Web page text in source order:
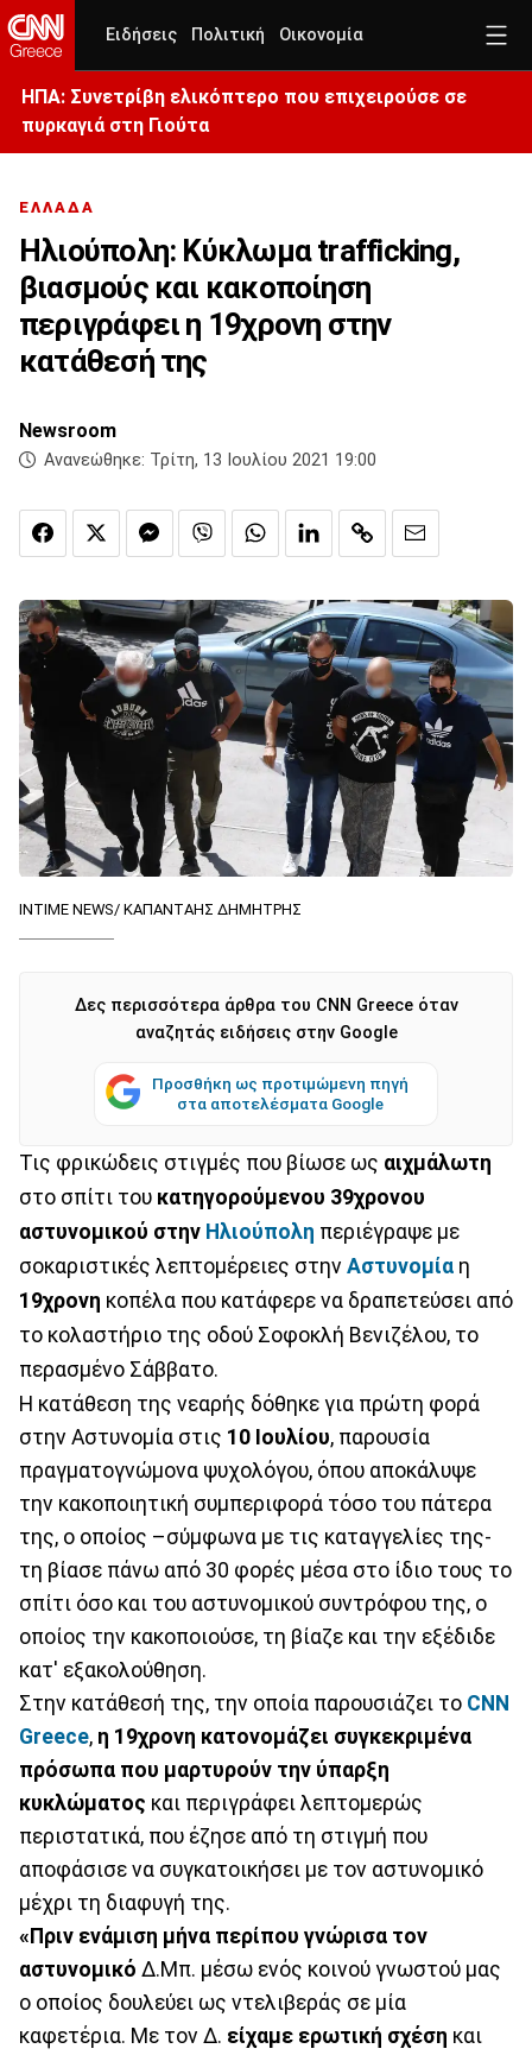
Ειδήσεις Πολιτική Οικονομία
ΗΠΑ: Συνετρίβη ελικόπτερο που επιχειρούσε σε
πυρκαγιά στη Γιούτα
ΕΛΛΑΔΑ
Ηλιούπολη: Κύκλωμα trafficking,
βιασμούς και κακοποίηση
περιγράφει η 19χρονη στην
κατάθεσή της
Newsroom
Ανανεώθηκε: Τρίτη, 13 Ιουλίου 2021 19:00
INTIME NEWS/ ΚΑΠΑΝΤΑΗΣ ΔΗΜΗΤΡΗΣ
Δες περισσότερα άρθρα του CNN Greece όταν
αναζητάς ειδήσεις στην Google
Προσθήκη ως προτιμώμενη πηγή
στα αποτελέσματα Google
Τις φρικώδεις στιγμές που βίωσε ως αιχμάλωτη
στο σπίτι του κατηγορούμενου 39χρονου
αστυνομικού στην Ηλιούπολη περιέγραψε με
σοκαριστικές λεπτομέρειες στην Αστυνομία η
19χρονη κοπέλα που κατάφερε να δραπετεύσει από
το κολαστήριο της οδού Σοφοκλή Βενιζέλου, το
περασμένο Σάββατο.
Η κατάθεση της νεαρής δόθηκε για πρώτη φορά
στην Αστυνομία στις 10 Ιουλίου, παρουσία
πραγματογνώμονα ψυχολόγου, όπου αποκάλυψε
την κακοποιητική συμπεριφορά τόσο του πάτερα
της, ο οποίος –σύμφωνα με τις καταγγελίες της-
τη βίασε πάνω από 30 φορές μέσα στο ίδιο τους το
σπίτι όσο και του αστυνομικού συντρόφου της, ο
οποίος την κακοποιούσε, τη βίαζε και την εξέδιδε
κατ' εξακολούθηση.
Στην κατάθεσή της, την οποία παρουσιάζει το CNN
Greece, η 19χρονη κατονομάζει συγκεκριμένα
πρόσωπα που μαρτυρούν την ύπαρξη
κυκλώματος και περιγράφει λεπτομερώς
περιστατικά, που έζησε από τη στιγμή που
αποφάσισε να συγκατοικήσει με τον αστυνομικό
μέχρι τη διαφυγή της.
«Πριν ενάμιση μήνα περίπου γνώρισα τον
αστυνομικό Δ.Μπ. μέσω ενός κοινού γνωστού μας
ο οποίος δουλεύει ως ντελιβεράς σε μία
καφετέρια. Με τον Δ. είχαμε ερωτική σχέση και